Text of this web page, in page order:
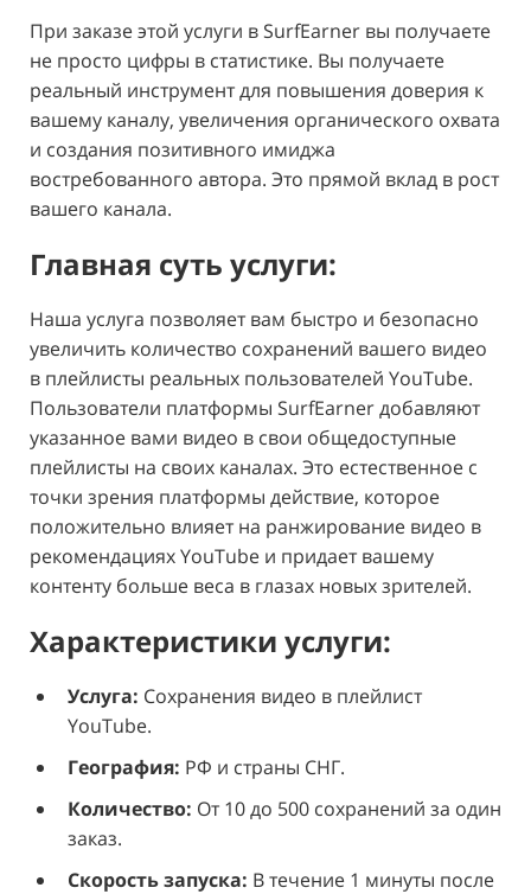
При заказе этой услуги в SurfEarner вы получаете
не просто цифры в статистике. Вы получаете
реальный инструмент для повышения доверия к
вашему каналу, увеличения органического охвата
и создания позитивного имиджа
востребованного автора. Это прямой вклад в рост
вашего канала.
Главная суть услуги:
Наша услуга позволяет вам быстро и безопасно
увеличить количество сохранений вашего видео
в плейлисты реальных пользователей YouTube.
Пользователи платформы SurfEarner добавляют
указанное вами видео в свои общедоступные
плейлисты на своих каналах. Это естественное с
точки зрения платформы действие, которое
положительно влияет на ранжирование видео в
рекомендациях YouTube и придает вашему
контенту больше веса в глазах новых зрителей.
Характеристики услуги:
Услуга: Сохранения видео в плейлист
YouTube.
География: РФ и страны СНГ.
Количество: От 10 до 500 сохранений за один
заказ.
Скорость запуска: В течение 1 минуты после